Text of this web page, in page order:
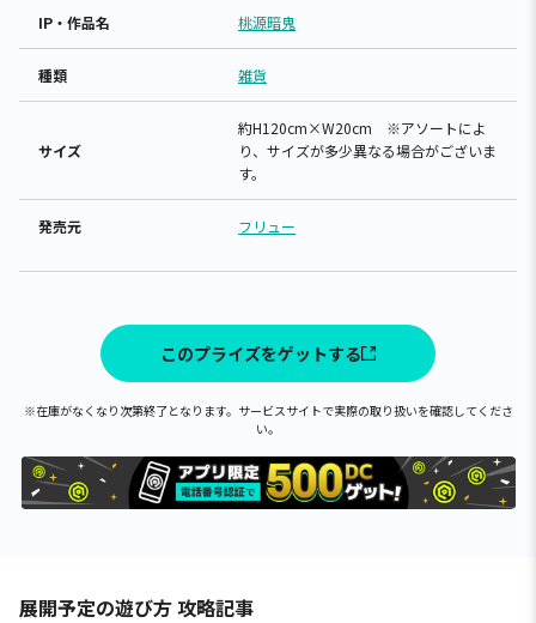
IP・作品名 桃源暗鬼
種類 雑貨
サイズ
約H120cm×W20cm ※アソートによ
り、サイズが多少異なる場合がございま
す。
発売元 フリュー
このプライズをゲットする
※在庫がなくなり次第終了となります。サービスサイトで実際の取り扱いを確認してくださ
い。
展開予定の遊び方 攻略記事